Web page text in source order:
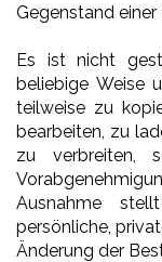
Gegenstand
Es ist nicht
beliebige Weise
teilweise zu
bearbeiten, zu
zu verbreiten,
Ausnahme
persönliche,
Änderung der